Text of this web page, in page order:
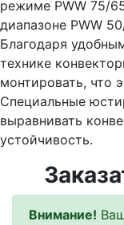
режиме PWW 75/
диапазоне PWW
Благодаря
технике
монтировать, что
Специальные
выравнивать
устойчивость.
Внимание!